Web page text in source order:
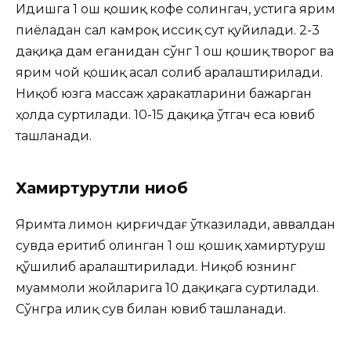
Идишга 1 ош қошиқ кофе солингач, устига ярим
пиёладан сал камроқ иссиқ сут қуйилади. 2-3
дақиқа дам еганидан сўнг 1 ош қошиқ творог ва
ярим чой қошиқ асал солиб аралаштирилади.
Ниқоб юзга массаж ҳаракатларини бажарган
ҳолда суртилади. 10-15 дақиқа ўтгач еса ювиб
ташланади.
Хамиртурутли ниқоб
Яримта лимон қирғичдағ ўтказилади, аввалдан
сувда еритиб олинган 1 ош қошиқ хамиртуруш
қўшилиб аралаштирилади. Ниқоб юзнинг
муаммоли жойларига 10 дақиқага суртилади.
Сўнгра илиқ сув билан ювиб ташланади.